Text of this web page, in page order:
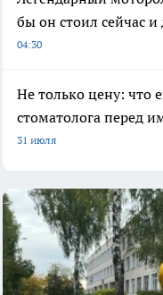
бы он стоил сейчас
04:30
Не только цену: что
стоматолога перед
31 июля